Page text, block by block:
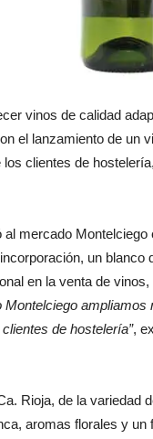
vinos de calidad
el lanzamiento de un
clientes de
mercado
un blanco
en la venta de
Montelciego
de hostelería”,
Rioja, de la variedad
aromas florales y